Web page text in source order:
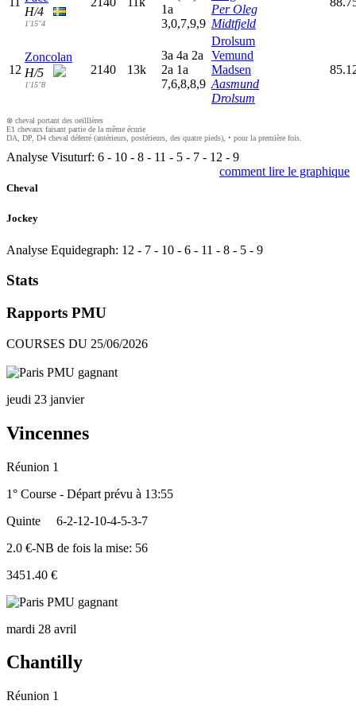
H/4
1'15"4
1a
3,0,7,9,9
Per Oleg
Midtfjeld
12
Zoncolan
H/5
1'15"8
2140 13k
3a 4a 2a
2a 1a
7,6,8,8,9
Drolsum
Vemund
Madsen
Aasmund
Drolsum
⊗ cheval portant des oeilllères
E1 chevaux faisant partie de la même écurie
DA, DP, D4 cheval déferré (antérieurs, postérieurs, des quatre pieds), • pour la première fois.
Analyse Visuturf: 6 - 10 - 8 - 11 - 5 - 7 - 12 - 9
comment lire le graphique
Cheval
Jockey
Analyse Equidegraph: 12 - 7 - 10 - 6 - 11 - 8 - 5 - 9
Stats
Rapports PMU
COURSES DU 25/06/2026
jeudi 23 janvier
Vincennes
Réunion 1
1° Course - Départ prévu à 13:55
Quinte
6-2-12-10-4-5-3-7
2.0 €-NB de fois la mise: 56
3451.40 €
mardi 28 avril
Chantilly
Réunion 1